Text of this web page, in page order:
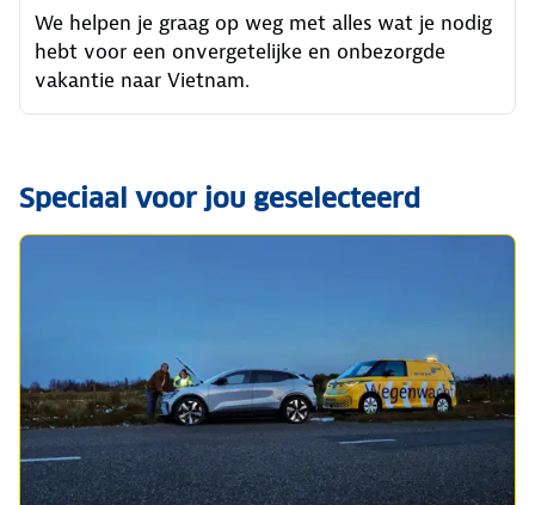
We helpen je graag op weg met alles wat je nodig
hebt voor een onvergetelijke en onbezorgde
vakantie naar Vietnam.
Speciaal voor jou geselecteerd